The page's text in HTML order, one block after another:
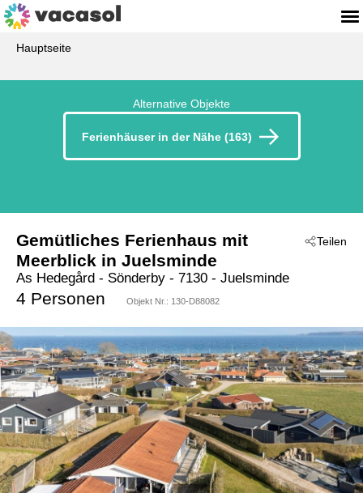
Hauptseite
Alternative Objekte
Ferienhäuser in der Nähe (163)
Teilen
Gemütliches Ferienhaus mit
Meerblick in Juelsminde
As Hedegård - Sönderby - 7130 - Juelsminde
4 Personen Objekt Nr.: 130-D88082